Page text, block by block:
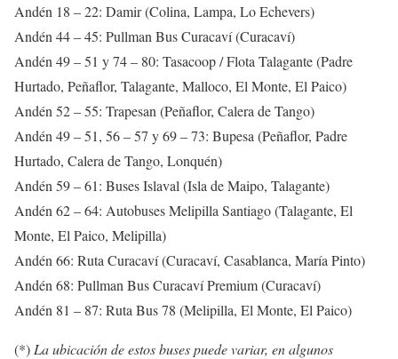
Andén 18 – 22: Damir (Colina, Lampa, Lo Echevers)
Andén 44 – 45: Pullman Bus Curacaví (Curacaví)
Andén 49 – 51 y 74 – 80: Tasacoop / Flota Talagante (Padre
Hurtado, Peñaflor, Talagante, Malloco, El Monte, El Paico)
Andén 52 – 55: Trapesan (Peñaflor, Calera de Tango)
Andén 49 – 51, 56 – 57 y 69 – 73: Bupesa (Peñaflor, Padre
Hurtado, Calera de Tango, Lonquén)
Andén 59 – 61: Buses Islaval (Isla de Maipo, Talagante)
Andén 62 – 64: Autobuses Melipilla Santiago (Talagante, El
Monte, El Paico, Melipilla)
Andén 66: Ruta Curacaví (Curacaví, Casablanca, María Pinto)
Andén 68: Pullman Bus Curacaví Premium (Curacaví)
Andén 81 – 87: Ruta Bus 78 (Melipilla, El Monte, El Paico)
(*) La ubicación de estos buses puede variar, en algunos